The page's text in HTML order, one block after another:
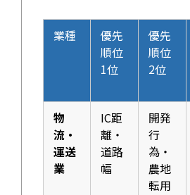
業種
優先
順位
1位
優先
順位
2位
物
流・
運送
業
IC距
離・
道路
幅
開発
行
為・
農地
転用